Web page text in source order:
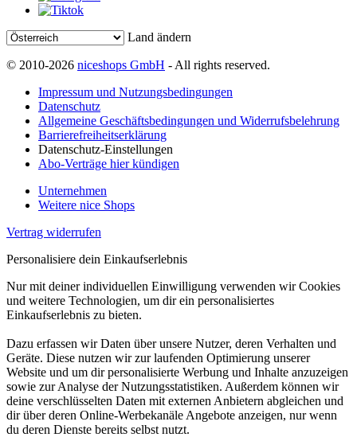
Land ändern
© 2010-2026 niceshops GmbH - All rights reserved.
Impressum und Nutzungsbedingungen
Datenschutz
Allgemeine Geschäftsbedingungen und Widerrufsbelehrung
Barrierefreiheitserklärung
Datenschutz-Einstellungen
Abo-Verträge hier kündigen
Unternehmen
Weitere nice Shops
Vertrag widerrufen
Personalisiere dein Einkaufserlebnis
Nur mit deiner individuellen Einwilligung verwenden wir Cookies
und weitere Technologien, um dir ein personalisiertes
Einkaufserlebnis zu bieten.
Dazu erfassen wir Daten über unsere Nutzer, deren Verhalten und
Geräte. Diese nutzen wir zur laufenden Optimierung unserer
Website und um dir personalisierte Werbung und Inhalte anzuzeigen
sowie zur Analyse der Nutzungsstatistiken. Außerdem können wir
deine verschlüsselten Daten mit externen Anbietern abgleichen und
dir über deren Online-Werbekanäle Angebote anzeigen, nur wenn
du deren Dienste bereits selbst nutzt.